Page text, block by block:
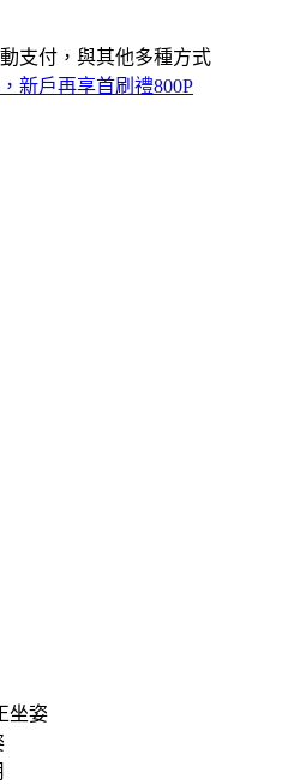
支付，與其他多種方式
新戶再享首刷禮800P
坐姿